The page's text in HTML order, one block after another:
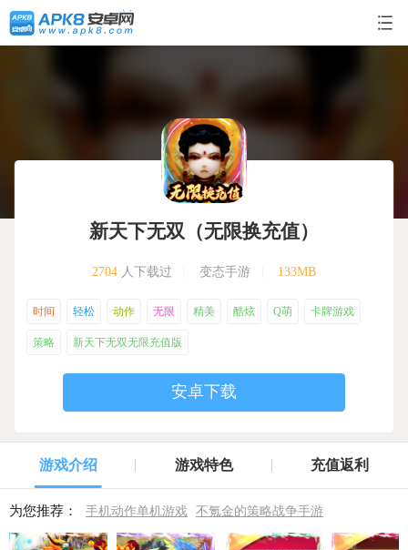
新天下无双（无限换充值）
2704人下载过 变态手游 133MB
时间 轻松 动作 无限 精美 酷炫 Q萌 卡牌游戏
策略 新天下无双无限充值版
安卓下载
游戏介绍 游戏特色 充值返利
为您推荐： 手机动作单机游戏 不氪金的策略战争手游